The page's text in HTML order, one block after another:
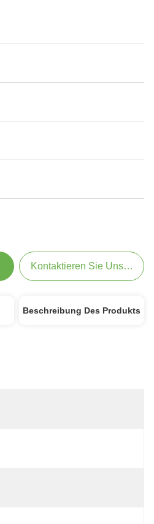
Kontaktieren Sie Uns Jetzt
Beschreibung Des Produkts